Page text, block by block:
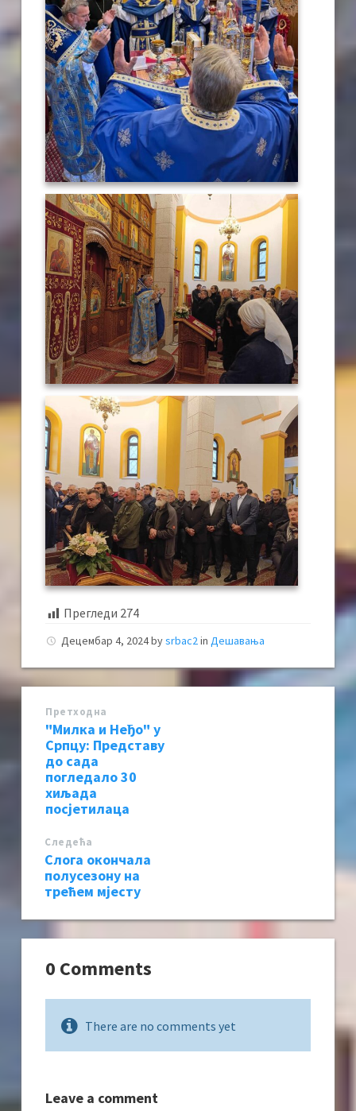
Прегледи 274
Децембар 4, 2024bysrbac2 in Дешавања
Претходна
"Милка и Неђо" у
Српцу: Представу
до сада
погледало 30
хиљада
посјетилаца
Следећa
Слога окончала
полусезону на
трећем мјесту
0 Comments
There are no comments yet
Leave a comment